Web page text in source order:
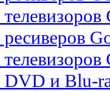
DVD и Blu-